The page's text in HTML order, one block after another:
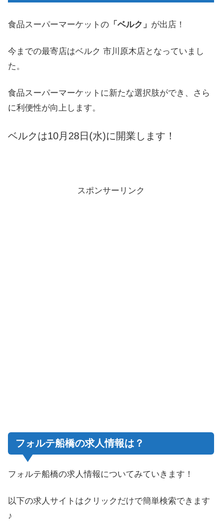
食品スーパーマーケットの 「ベルク」 が出店！
今までの最寄店はベルク 市川原木店となっていまし
た。
食品スーパーマーケットに新たな選択肢ができ、さら
に利便性が向上します。
ベルクは10月28日(水)に開業します！
スポンサーリンク
フォルテ船橋の求人情報は？
フォルテ船橋の求人情報についてみていきます！
以下の求人サイトはクリックだけで簡単検索できます
♪